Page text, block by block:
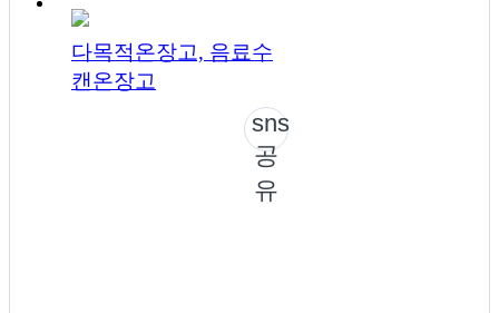
다목적온장고, 음료수
캔온장고
sns
공
유